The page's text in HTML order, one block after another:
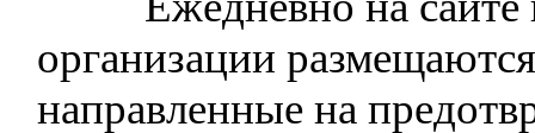
организации
направленные на